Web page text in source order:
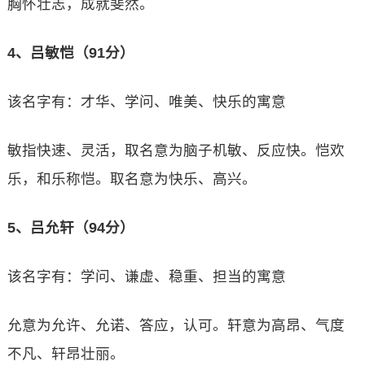
胸怀壮志，成就斐然。
4、吕敏恺（91分）
该名字有：才华、学问、唯美、快乐的寓意
敏指快速、灵活，取名意为脑子机敏、反应快。恺欢
乐，和乐称恺。取名意为快乐、高兴。
5、吕允轩（94分）
该名字有：学问、谦虚、稳重、担当的寓意
允意为允许、允诺、答应，认可。轩意为高昂、气度
不凡、轩昂壮丽。